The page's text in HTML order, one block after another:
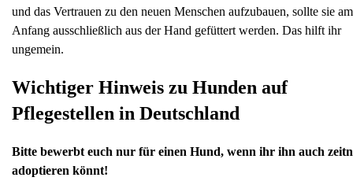
und das Vertrauen zu den neuen Menschen aufzubauen, sollte sie am
Anfang ausschließlich aus der Hand gefüttert werden. Das hilft ihr
ungemein.
Wichtiger Hinweis zu Hunden auf
Pflegestellen in Deutschland
Bitte bewerbt euch nur für einen Hund, wenn ihr ihn auch
adoptieren könnt!